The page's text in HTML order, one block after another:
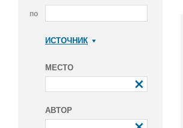
по
ИСТОЧНИК
МЕСТО
АВТОР